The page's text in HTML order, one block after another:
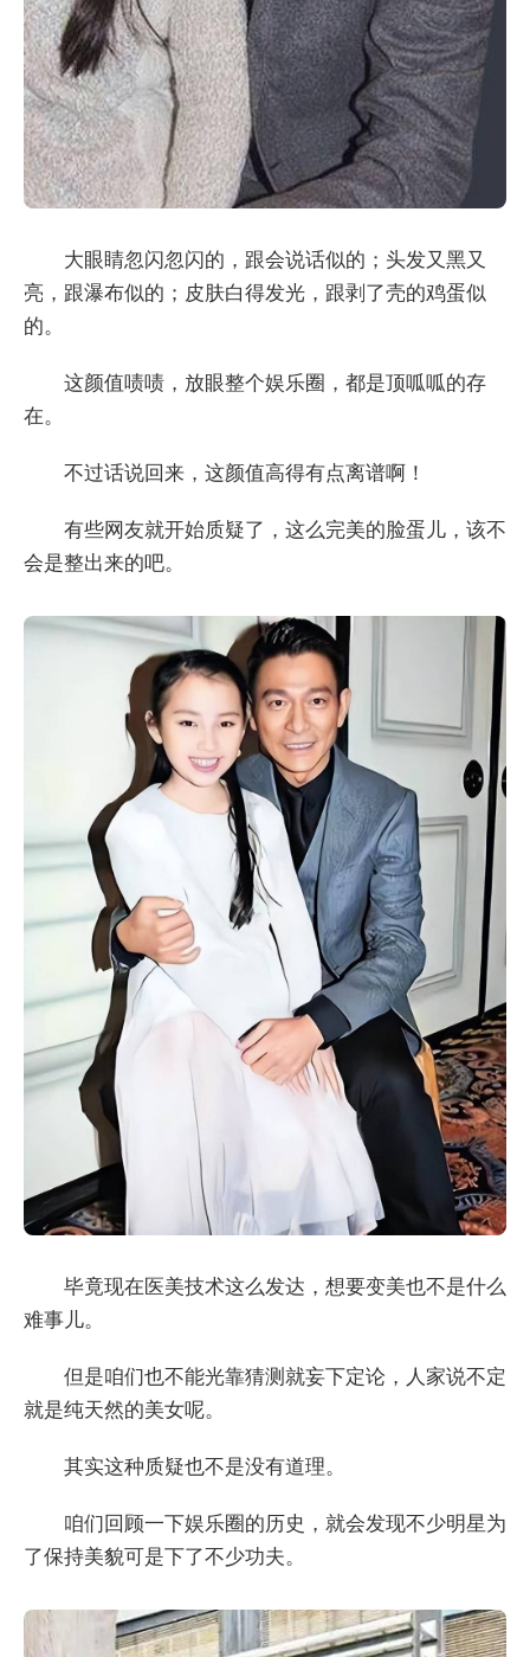
大眼睛忽闪忽闪的，跟会说话似的；头发又黑又
亮，跟瀑布似的；皮肤白得发光，跟剥了壳的鸡蛋似
的。
这颜值啧啧，放眼整个娱乐圈，都是顶呱呱的存
在。
不过话说回来，这颜值高得有点离谱啊！
有些网友就开始质疑了，这么完美的脸蛋儿，该不
会是整出来的吧。
毕竟现在医美技术这么发达，想要变美也不是什么
难事儿。
但是咱们也不能光靠猜测就妄下定论，人家说不定
就是纯天然的美女呢。
其实这种质疑也不是没有道理。
咱们回顾一下娱乐圈的历史，就会发现不少明星为
了保持美貌可是下了不少功夫。